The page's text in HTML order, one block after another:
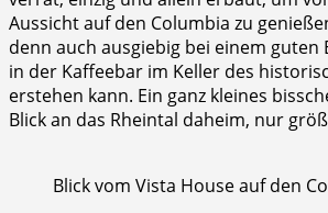
Aussicht auf den Columbia zu
denn auch ausgiebig bei einem guten
in der Kaffeebar im Keller des
erstehen kann. Ein ganz kleines
Blick an das Rheintal daheim, nur
Blick vom Vista House auf den